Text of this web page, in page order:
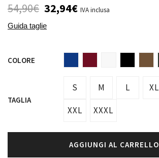
54,90€ 32,94€ IVA inclusa
Guida taglie
COLORE
TAGLIA
S M L XL
XXL XXXL
AGGIUNGI AL CARRELLO